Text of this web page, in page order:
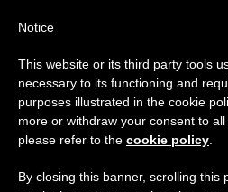
باباوات
Notice
This website or its third party tools
necessary to its functioning and
purposes illustrated in the cookie
more or withdraw your consent to
please refer to the cookie policy
By closing this banner, scrolling this